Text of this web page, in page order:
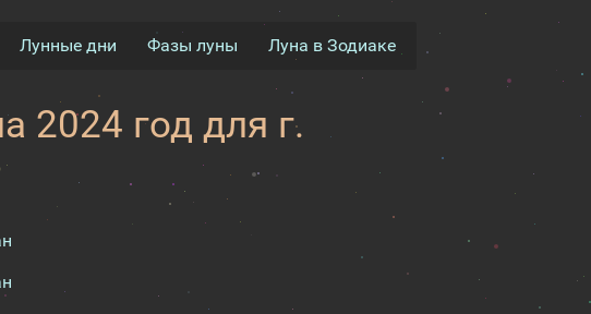
Лунные дни Фазы луны Луна в Зодиаке
2024 год для г.